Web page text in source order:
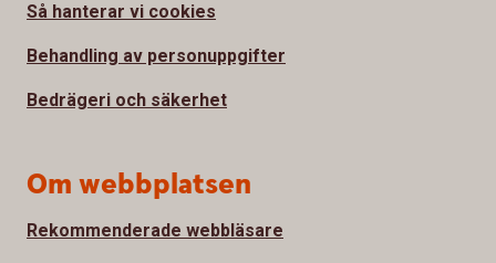
Så hanterar vi cookies
Behandling av personuppgifter
Bedrägeri och säkerhet
Om webbplatsen
Rekommenderade webbläsare